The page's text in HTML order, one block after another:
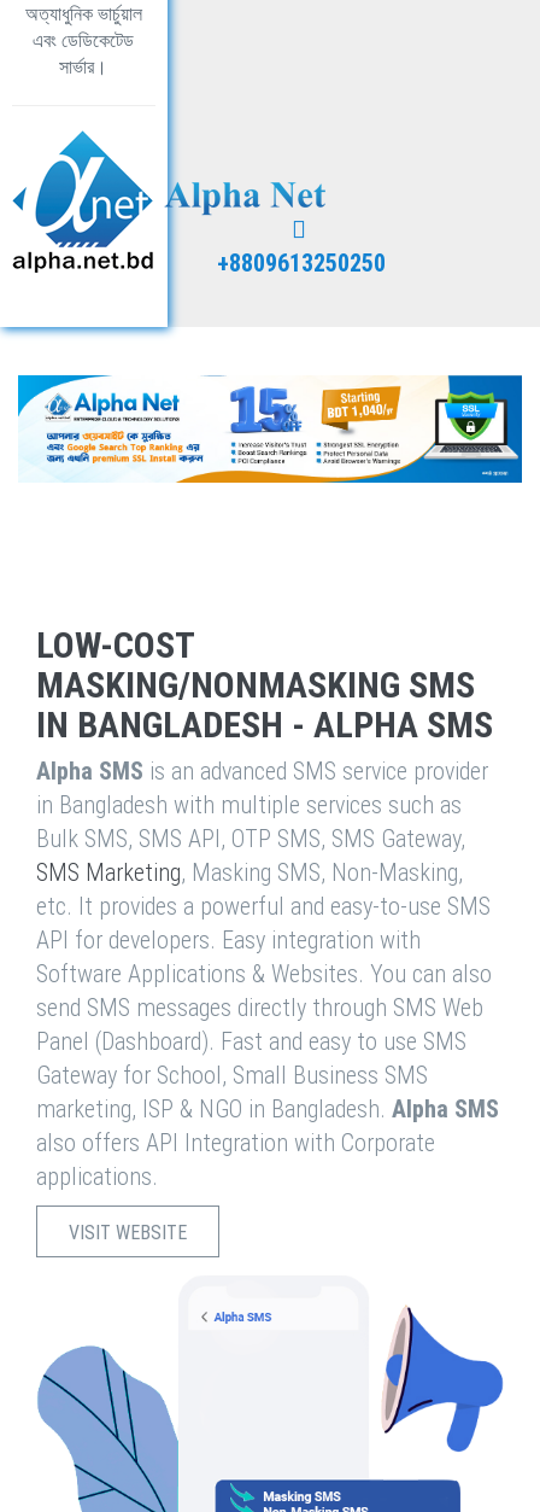
অত্যাধুনিক ভার্চুয়াল
এবং ডেডিকেটেড
সার্ভার।
+8809613250250
LOW-COST
MASKING/NONMASKING SMS
IN BANGLADESH - ALPHA SMS
Alpha SMS is an advanced SMS service provider
in Bangladesh with multiple services such as
Bulk SMS, SMS API, OTP SMS, SMS Gateway,
SMS Marketing, Masking SMS, Non-Masking,
etc. It provides a powerful and easy-to-use SMS
API for developers. Easy integration with
Software Applications & Websites. You can also
send SMS messages directly through SMS Web
Panel (Dashboard). Fast and easy to use SMS
Gateway for School, Small Business SMS
marketing, ISP & NGO in Bangladesh. Alpha SMS
also offers API Integration with Corporate
applications.
VISIT WEBSITE